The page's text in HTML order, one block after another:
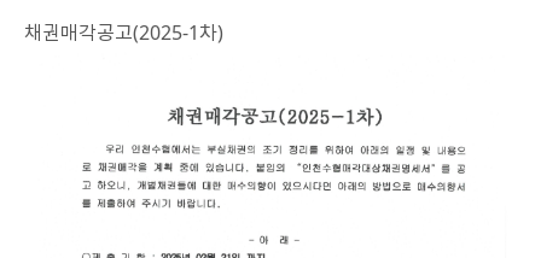
채권매각공고(2025-1차)